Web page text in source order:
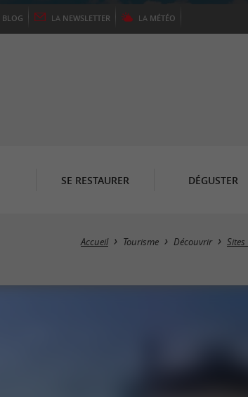
BLOG LA NEWSLETTER LA MÉTÉO
SE RESTAURER DÉGUSTER
Accueil Tourisme Découvrir